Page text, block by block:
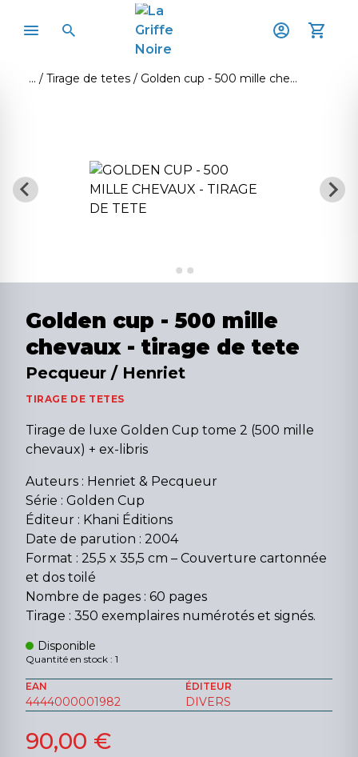
Tirage de tetes Golden cup - 500 mille chevaux - tirage de tete
Golden cup - 500 mille
chevaux - tirage de tete
Pecqueur / Henriet
TIRAGE DE TETES
Tirage de luxe Golden Cup tome 2 (500 mille
chevaux) + ex-libris
Auteurs : Henriet & Pecqueur
Série : Golden Cup
Éditeur : Khani Éditions
Date de parution : 2004
Format : 25,5 x 35,5 cm – Couverture cartonnée
et dos toilé
Nombre de pages : 60 pages
Tirage : 350 exemplaires numérotés et signés.
Disponible
Quantité en stock : 1
EAN
4444000001982
ÉDITEUR
DIVERS
90,00 €